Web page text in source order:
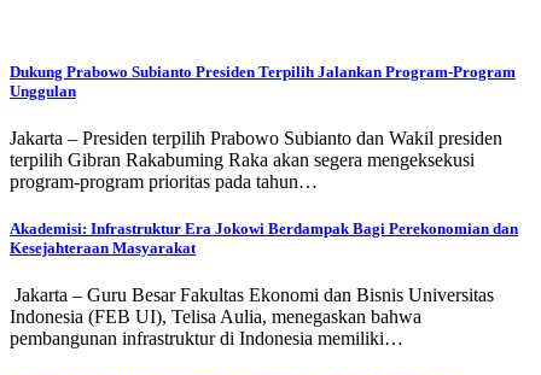
Dukung Prabowo Subianto Presiden Terpilih Jalankan Program-Program
Unggulan
Jakarta – Presiden terpilih Prabowo Subianto dan Wakil presiden
terpilih Gibran Rakabuming Raka akan segera mengeksekusi
program-program prioritas pada tahun…
Akademisi: Infrastruktur Era Jokowi Berdampak Bagi Perekonomian dan
Kesejahteraan Masyarakat
Jakarta – Guru Besar Fakultas Ekonomi dan Bisnis Universitas
Indonesia (FEB UI), Telisa Aulia, menegaskan bahwa
pembangunan infrastruktur di Indonesia memiliki…